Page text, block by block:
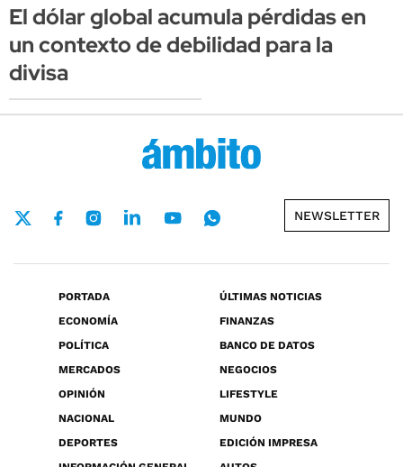
El dólar global acumula pérdidas en
un contexto de debilidad para la
divisa
NEWSLETTER
PORTADA
ÚLTIMAS NOTICIAS
ECONOMÍA
FINANZAS
POLÍTICA
BANCO DE DATOS
MERCADOS
NEGOCIOS
OPINIÓN
LIFESTYLE
NACIONAL
MUNDO
DEPORTES
EDICIÓN IMPRESA